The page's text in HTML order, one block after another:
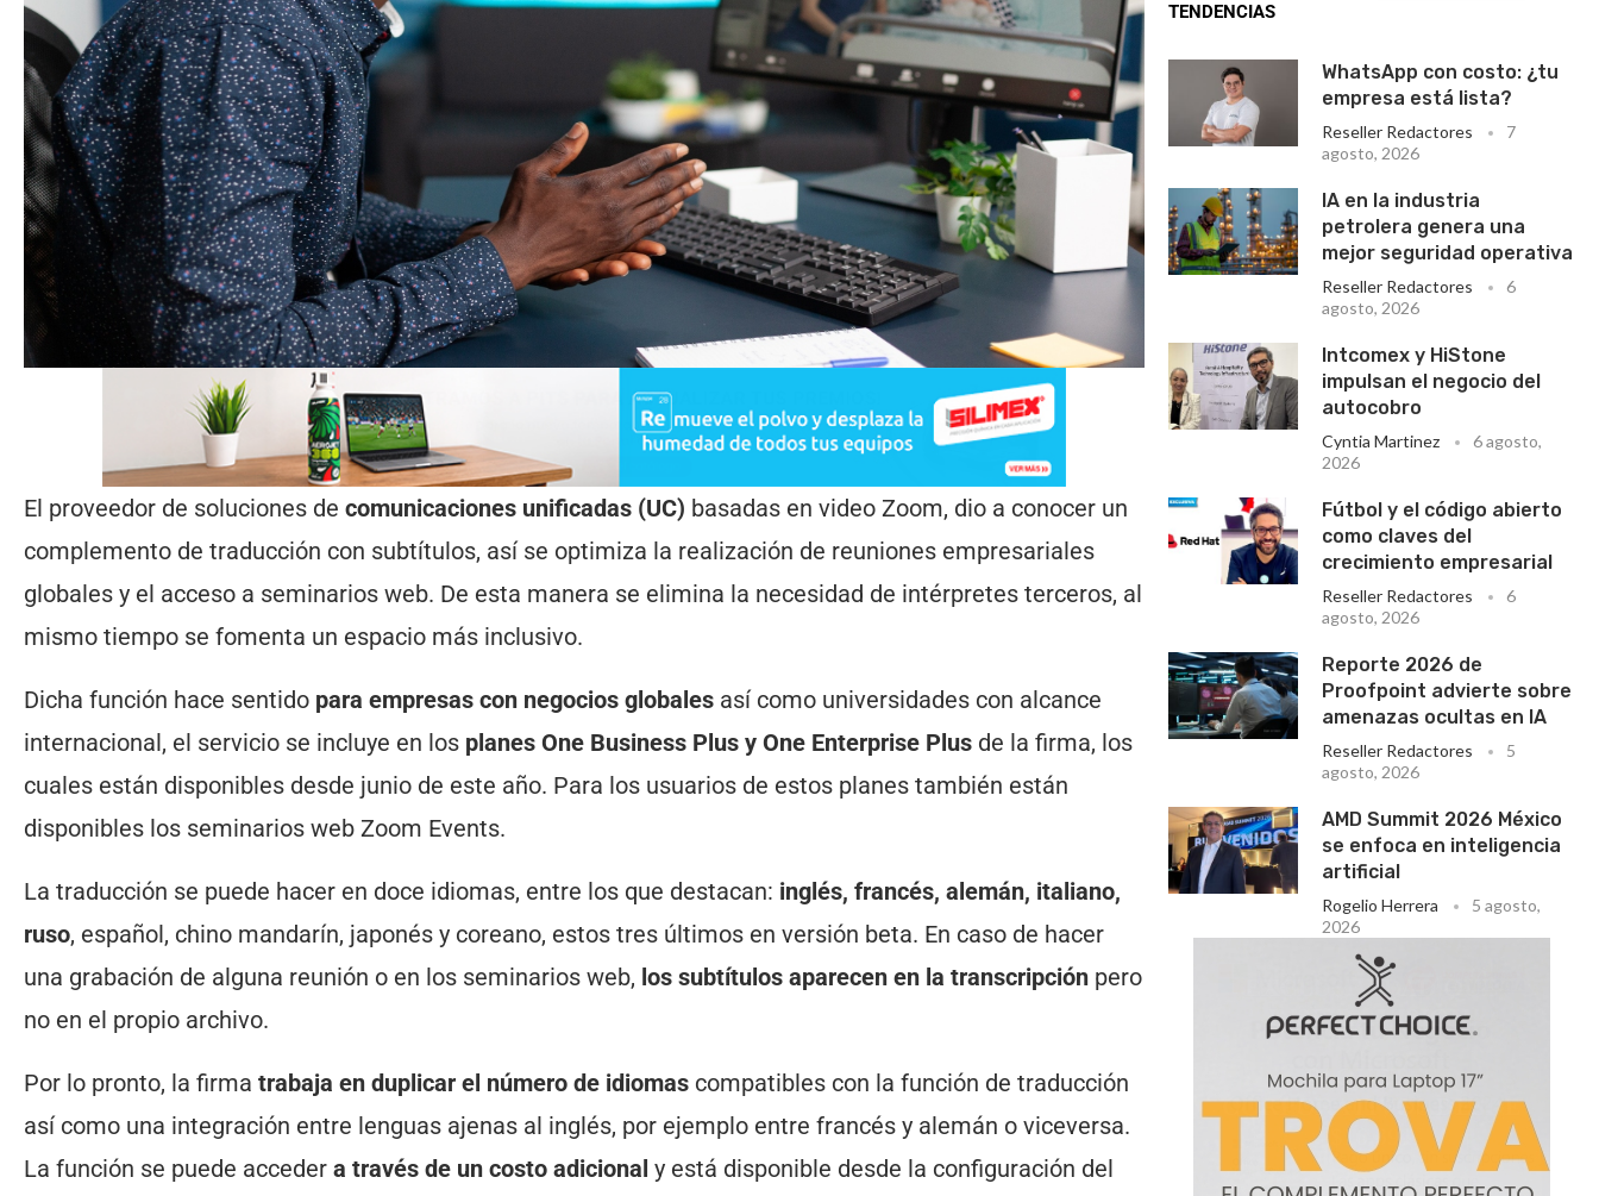
El proveedor de soluciones de comunicaciones unificadas (UC) basadas en video Zoom, dio a conocer un
complemento de traducción con subtítulos, así se optimiza la realización de reuniones empresariales
globales y el acceso a seminarios web. De esta manera se elimina la necesidad de intérpretes terceros, al
mismo tiempo se fomenta un espacio más inclusivo.
Dicha función hace sentido para empresas con negocios globales así como universidades con alcance
internacional, el servicio se incluye en los planes One Business Plus y One Enterprise Plus de la firma, los
cuales están disponibles desde junio de este año. Para los usuarios de estos planes también están
disponibles los seminarios web Zoom Events.
La traducción se puede hacer en doce idiomas, entre los que destacan: inglés, francés, alemán, italiano,
ruso, español, chino mandarín, japonés y coreano, estos tres últimos en versión beta. En caso de hacer
una grabación de alguna reunión o en los seminarios web, los subtítulos aparecen en la transcripción pero
no en el propio archivo.
Por lo pronto, la firma trabaja en duplicar el número de idiomas compatibles con la función de traducción
así como una integración entre lenguas ajenas al inglés, por ejemplo entre francés y alemán o viceversa.
La función se puede acceder a través de un costo adicional y está disponible desde la configuración del
TENDENCIAS
WhatsApp con costo: ¿tu
empresa está lista?
Reseller Redactores
7
agosto, 2026
IA en la industria
petrolera genera una
mejor seguridad operativa
Reseller Redactores
6
agosto, 2026
Intcomex y HiStone
impulsan el negocio del
autocobro
Cyntia Martinez
6 agosto,
2026
Fútbol y el código abierto
como claves del
crecimiento empresarial
Reseller Redactores
6
agosto, 2026
Reporte 2026 de
Proofpoint advierte sobre
amenazas ocultas en IA
Reseller Redactores
5
agosto, 2026
AMD Summit 2026 México
se enfoca en inteligencia
artificial
Rogelio Herrera
5 agosto,
2026